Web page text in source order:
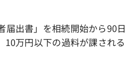
出書」を相続開始から90日
万円以下の過料が課される